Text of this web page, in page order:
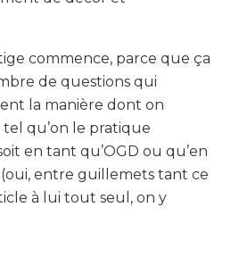
commence, parce que ça
de questions qui
la manière dont on
qu’on le pratique
en tant qu’OGD ou qu’en
entre guillemets tant ce
à lui tout seul, on y